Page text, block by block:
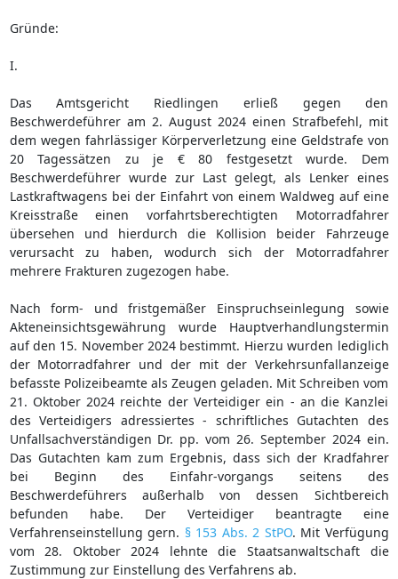
Gründe:
I.
Das Amtsgericht Riedlingen erließ gegen den
Beschwerdeführer am 2. August 2024 einen Strafbefehl, mit
dem wegen fahrlässiger Körperverletzung eine Geldstrafe von
20 Tagessätzen zu je € 80 festgesetzt wurde. Dem
Beschwerdeführer wurde zur Last gelegt, als Lenker eines
Lastkraftwagens bei der Einfahrt von einem Waldweg auf eine
Kreisstraße einen vorfahrtsberechtigten Motorradfahrer
übersehen und hierdurch die Kollision beider Fahrzeuge
verursacht zu haben, wodurch sich der Motorradfahrer
mehrere Frakturen zugezogen habe.
Nach form- und fristgemäßer Einspruchseinlegung sowie
Akteneinsichtsgewährung wurde Hauptverhandlungstermin
auf den 15. November 2024 bestimmt. Hierzu wurden lediglich
der Motorradfahrer und der mit der Verkehrsunfallanzeige
befasste Polizeibeamte als Zeugen geladen. Mit Schreiben vom
21. Oktober 2024 reichte der Verteidiger ein - an die Kanzlei
des Verteidigers adressiertes - schriftliches Gutachten des
Unfallsachverständigen Dr. pp. vom 26. September 2024 ein.
Das Gutachten kam zum Ergebnis, dass sich der Kradfahrer
bei Beginn des Einfahr-vorgangs seitens des
Beschwerdeführers außerhalb von dessen Sichtbereich
befunden habe. Der Verteidiger beantragte eine
Verfahrenseinstellung gern. § 153 Abs. 2 StPO. Mit Verfügung
vom 28. Oktober 2024 lehnte die Staatsanwaltschaft die
Zustimmung zur Einstellung des Verfahrens ab.